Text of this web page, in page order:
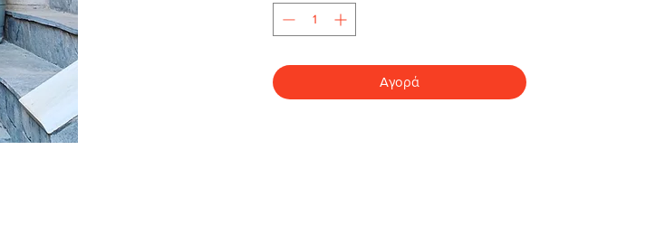
Μπλούζα: Small εως Large
Περιφέρεια στήθους έως 115 εκ.
Αγορά